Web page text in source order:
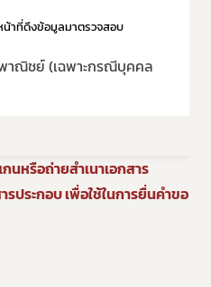
น้าที่ดึงข้อมูลมาตรวจสอบ
าณิชย์ (เฉพาะกรณีบุคคล
นหรือถ่ายสำเนาเอกสาร
ประกอบ เพื่อใช้ในการยื่นคำขอ